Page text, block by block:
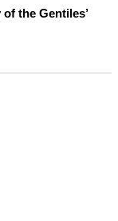
the Gentiles’